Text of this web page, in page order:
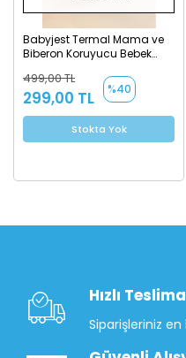
Babyjest Termal Mama ve
Biberon Koruyucu Bebek
499,00 TL
299,00 TL %40
Stokta Yok
Hızlı
Siparişleriniz en